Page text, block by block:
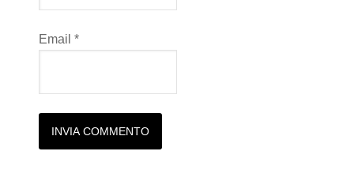
Email *